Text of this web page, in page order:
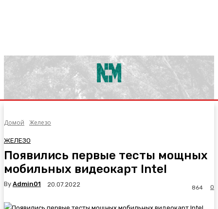
Домой Железо
ЖЕЛЕЗО
Появились первые тесты мощных
мобильных видеокарт Intel
By Admin01 20.07.2022 0
864